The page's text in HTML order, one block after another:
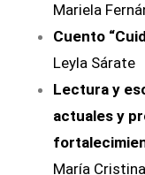
Mariela
Cuento
Leyla Sárate
Lectura y
actuales y
María